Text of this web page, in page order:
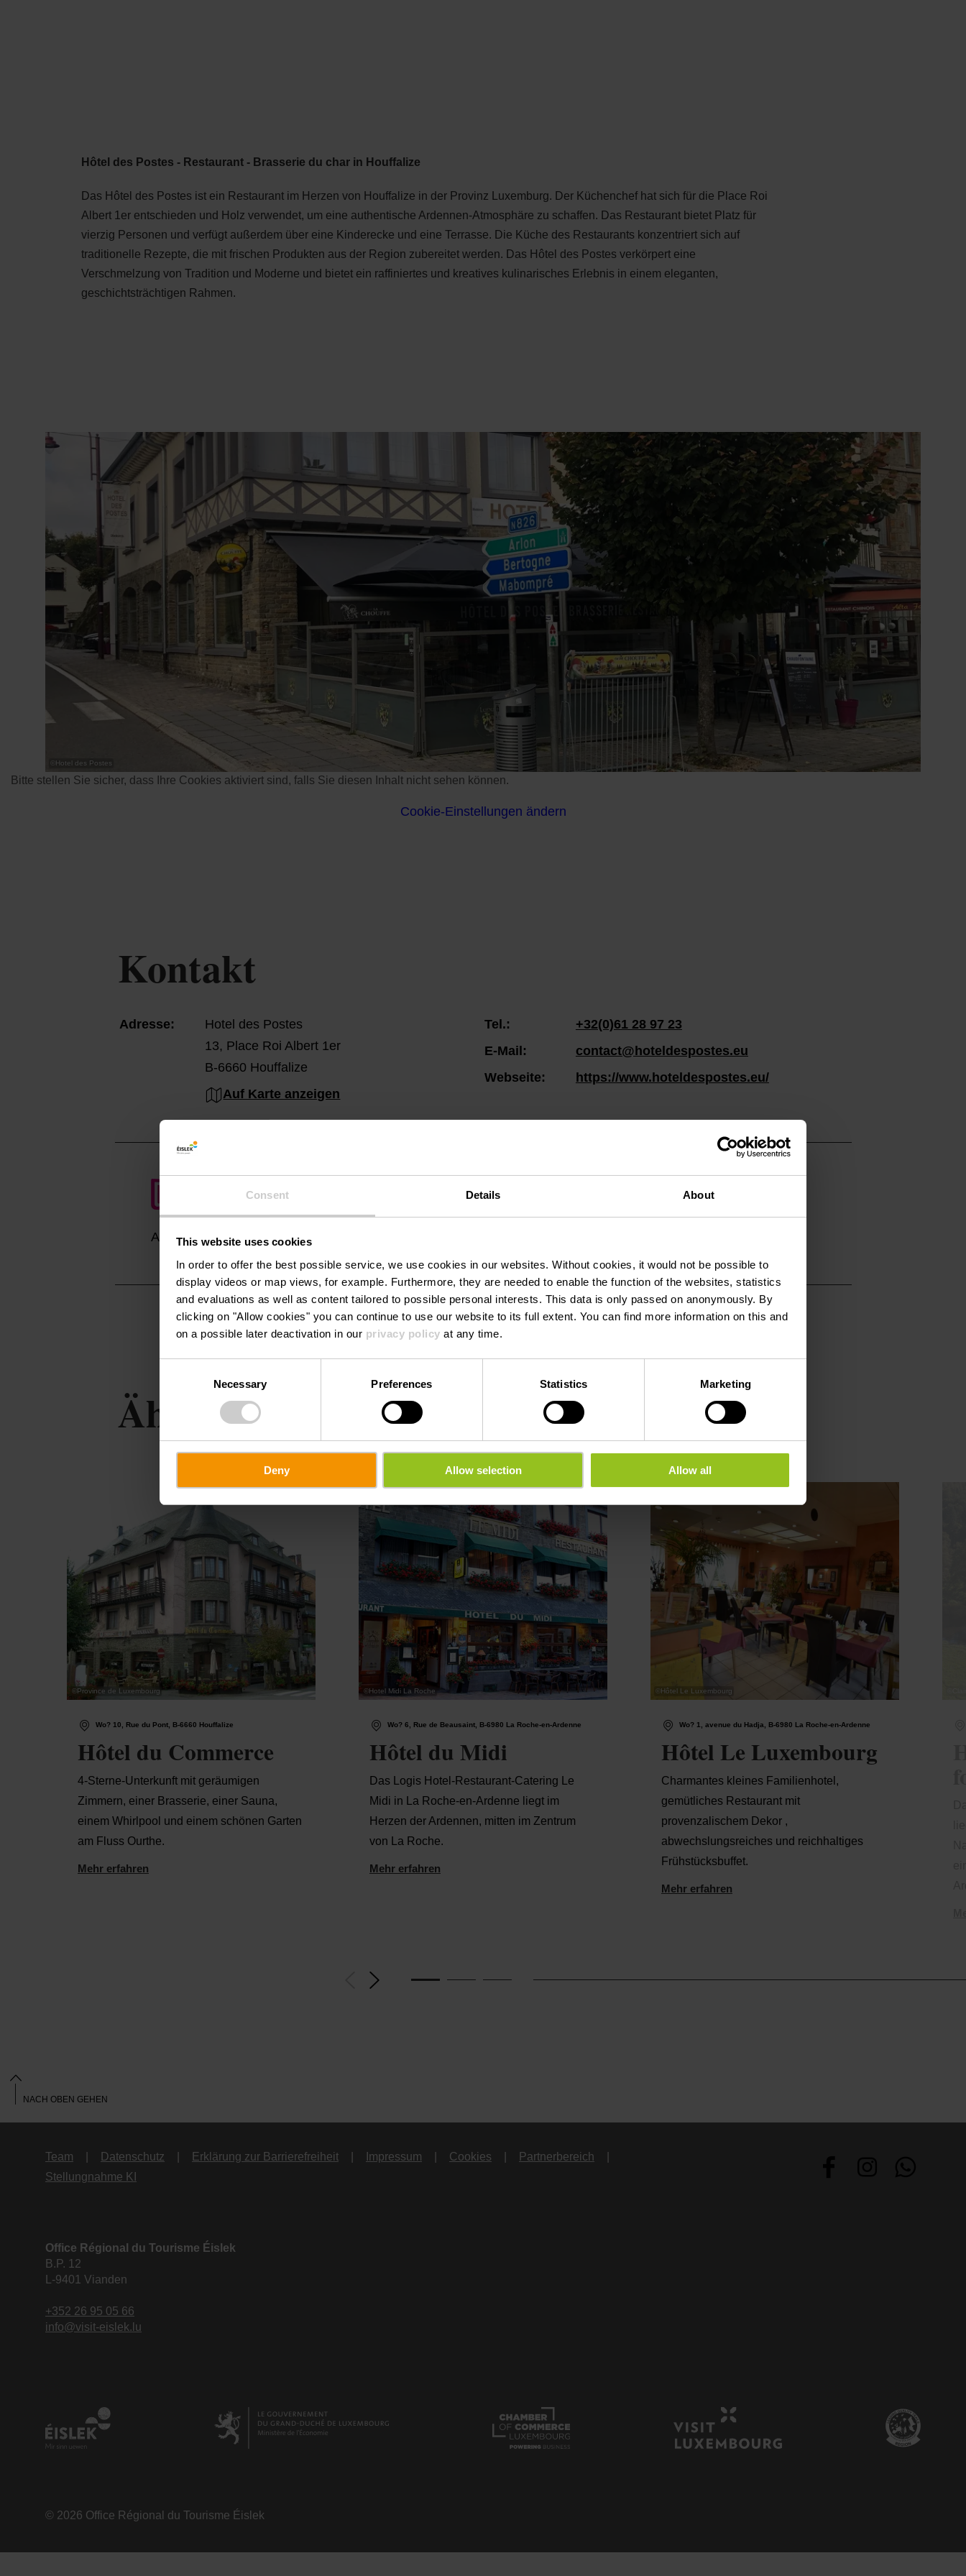
Consent Details About
This website uses cookies
In order to offer the best possible service, we use cookies in our websites. Without cookies, it would not be possible to
display videos or map views, for example. Furthermore, they are needed to enable the function of the websites, statistics
and evaluations as well as content tailored to possible personal interests. This data is only passed on anonymously. By
clicking on "Allow cookies" you can continue to use our website to its full extent. You can find more information on this and
on a possible later deactivation in our privacy policy at any time.
Necessary Preferences Statistics Marketing
Deny Allow selection Allow all
Hôtel des Postes - Restaurant - Brasserie du char in Houffalize
Das Hôtel des Postes ist ein Restaurant im Herzen von Houffalize in der Provinz Luxemburg. Der Küchenchef hat sich für die Place Roi
Albert 1er entschieden und Holz verwendet, um eine authentische Ardennen-Atmosphäre zu schaffen. Das Restaurant bietet Platz für
vierzig Personen und verfügt außerdem über eine Kinderecke und eine Terrasse. Die Küche des Restaurants konzentriert sich auf
traditionelle Rezepte, die mit frischen Produkten aus der Region zubereitet werden. Das Hôtel des Postes verkörpert eine
Verschmelzung von Tradition und Moderne und bietet ein raffiniertes und kreatives kulinarisches Erlebnis in einem eleganten,
geschichtsträchtigen Rahmen.
© Hotel des Postes
Bitte stellen Sie sicher, dass Ihre Cookies aktiviert sind, falls Sie diesen Inhalt nicht sehen können.
Cookie-Einstellungen ändern
Kontakt
Adresse:
Hotel des Postes
13, Place Roi Albert 1er
B-6660 Houffalize
Auf Karte anzeigen
Tel.:
+32(0)61 28 97 23
E-Mail:
contact@hoteldespostes.eu
Webseite:
https://www.hoteldespostes.eu/
Anreise planen
Ähnliche Sehenswürdigkeiten
© Province de Luxembourg
Wo? 10, Rue du Pont, B-6660 Houffalize
Hôtel du Commerce
4-Sterne-Unterkunft mit geräumigen
Zimmern, einer Brasserie, einer Sauna,
einem Whirlpool und einem schönen Garten
am Fluss Ourthe.
Mehr erfahren
©Hotel Midi La Roche
Wo? 6, Rue de Beausaint, B-6980 La Roche-en-Ardenne
Hôtel du Midi
Das Logis Hotel-Restaurant-Catering Le
Midi in La Roche-en-Ardenne liegt im
Herzen der Ardennen, mitten im Zentrum
von La Roche.
Mehr erfahren
© Hôtel Le Luxembourg
Wo? 1, avenue du Hadja, B-6980 La Roche-en-Ardenne
Hôtel Le Luxembourg
Charmantes kleines Familienhotel,
gemütliches Restaurant mit
provenzalischem Dekor ,
abwechslungsreiches und reichhaltiges
Frühstücksbuffet.
Mehr erfahren
Team Datenschutz Erklärung zur Barrierefreiheit Impressum Cookies
Partnerbereich
Stellungnahme KI
Office Régional du Tourisme Éislek
B.P. 12
L-9401 Vianden
+352 26 95 05 66
info@visit-eislek.lu
© 2026 Office Régional du Tourisme Éislek
NACH OBEN GEHEN